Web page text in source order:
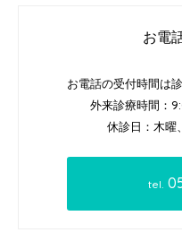
お電
お電話の受付時間は
外来診療時間：
休診日：木曜
tel.